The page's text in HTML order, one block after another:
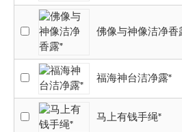
佛像与神像洁净香
福海神台洁净露*
马上有钱手绳*